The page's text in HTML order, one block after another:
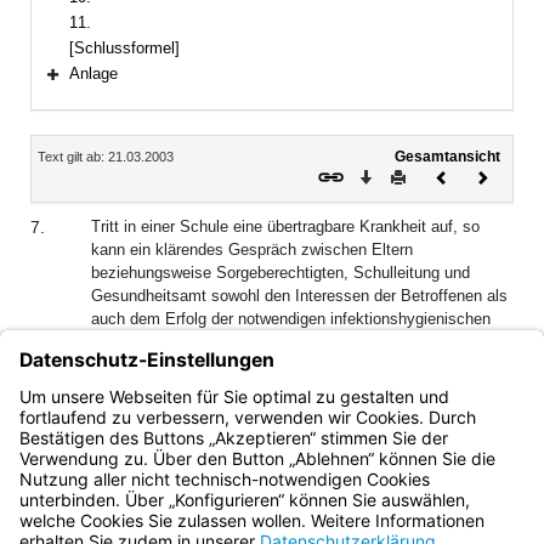
11.
[Schlussformel]
Anlage
Inhalt
Text gilt ab: 21.03.2003
Gesamtansicht
Download
DruckenVorheriges
7.
Tritt in einer Schule eine übertragbare Krankheit auf, so
kann ein klärendes Gespräch zwischen Eltern
beziehungsweise Sorgeberechtigten, Schulleitung und
Gesundheitsamt sowohl den Interessen der Betroffenen als
auch dem Erfolg der notwendigen infektionshygienischen
welchem Zeitpunkt eine solche informative Aufklärung
zweckmäßig oder notwendig ist, muss im Einzelfall beurteilt
werden.
Bayern.de
BayernPortal